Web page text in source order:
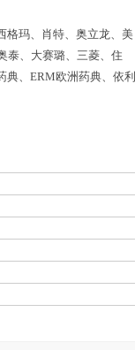
格玛、肖特、奥立龙、美
泰、大赛璐、三菱、住
典、ERM欧洲药典、依利